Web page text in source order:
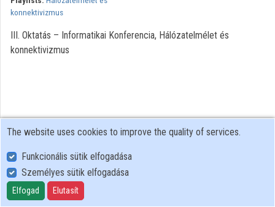
konnektivizmus
III. Oktatás – Informatikai Konferencia, Hálózatelmélet és
konnektivizmus
User Policy
Adatkezelési tájékoztató (en)
Cookie Policy
The website uses cookies to improve the quality of services.
Funkcionális sütik elfogadása
Személyes sütik elfogadása
Elfogad Elutasít